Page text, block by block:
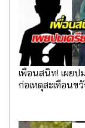
เพื่อนสนิท! เผยป
ก่อเหตุสะเทือนข